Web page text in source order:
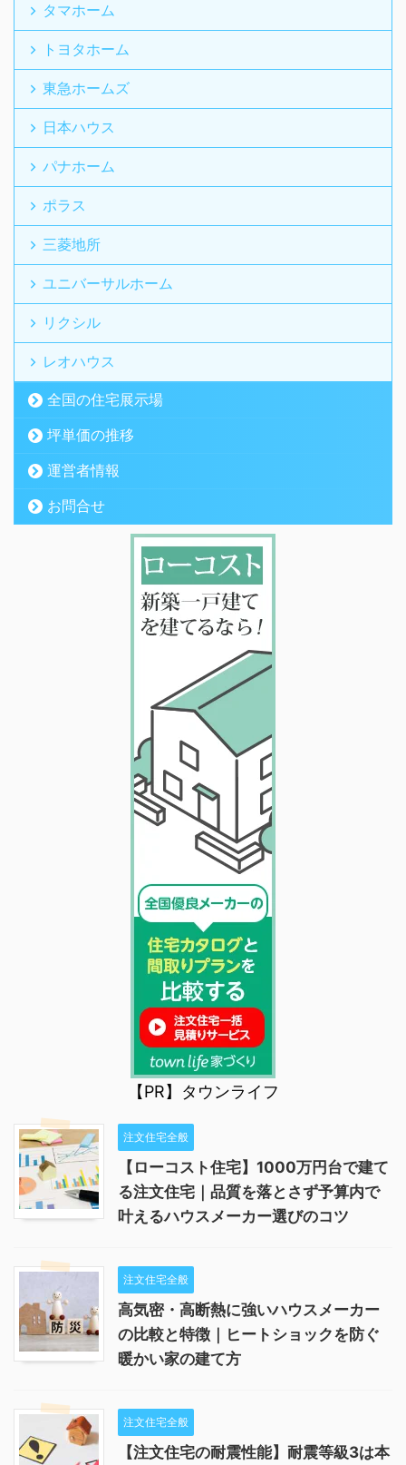
タマホーム
トヨタホーム
東急ホームズ
日本ハウス
パナホーム
ポラス
三菱地所
ユニバーサルホーム
リクシル
レオハウス
全国の住宅展示場
坪単価の推移
運営者情報
お問合せ
【PR】タウンライフ
注文住宅全般
【ローコスト住宅】1000万円台で建て
る注文住宅｜品質を落とさず予算内で
叶えるハウスメーカー選びのコツ
注文住宅全般
高気密・高断熱に強いハウスメーカー
の比較と特徴｜ヒートショックを防ぐ
暖かい家の建て方
注文住宅全般
【注文住宅の耐震性能】耐震等級3は本